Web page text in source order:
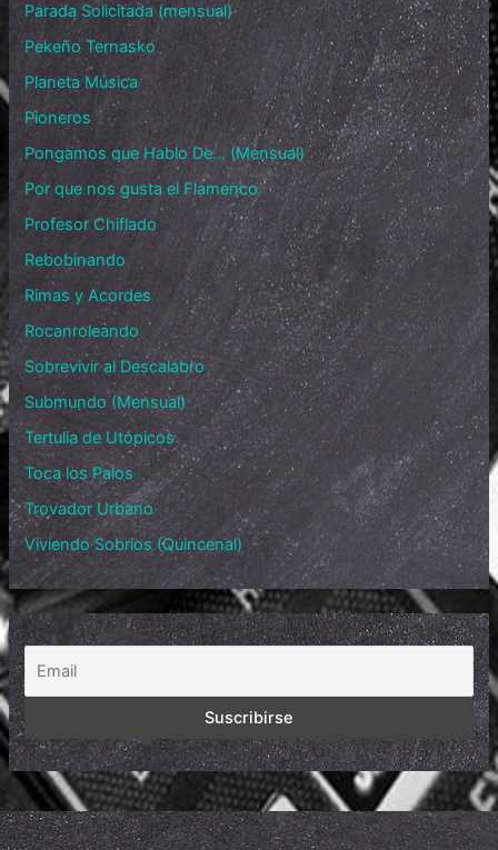
Parada Solicitada (mensual)
Pekeño Ternasko
Planeta Música
Pioneros
Pongamos que Hablo De… (Mensual)
Por que nos gusta el Flamenco
Profesor Chiflado
Rebobinando
Rimas y Acordes
Rocanroleando
Sobrevivir al Descalabro
Submundo (Mensual)
Tertulia de Utópicos
Toca los Palos
Trovador Urbano
Viviendo Sobrios (Quincenal)